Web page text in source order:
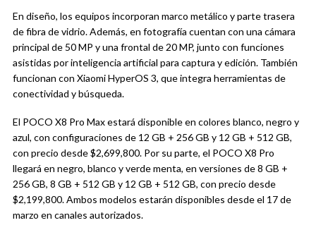
En diseño, los equipos incorporan marco metálico y parte trasera
de fibra de vidrio. Además, en fotografía cuentan con una cámara
principal de 50 MP y una frontal de 20 MP, junto con funciones
asistidas por inteligencia artificial para captura y edición. También
funcionan con Xiaomi HyperOS 3, que integra herramientas de
conectividad y búsqueda.
El POCO X8 Pro Max estará disponible en colores blanco, negro y
azul, con configuraciones de 12 GB + 256 GB y 12 GB + 512 GB,
con precio desde $2,699,800. Por su parte, el POCO X8 Pro
llegará en negro, blanco y verde menta, en versiones de 8 GB +
256 GB, 8 GB + 512 GB y 12 GB + 512 GB, con precio desde
$2,199,800. Ambos modelos estarán disponibles desde el 17 de
marzo en canales autorizados.